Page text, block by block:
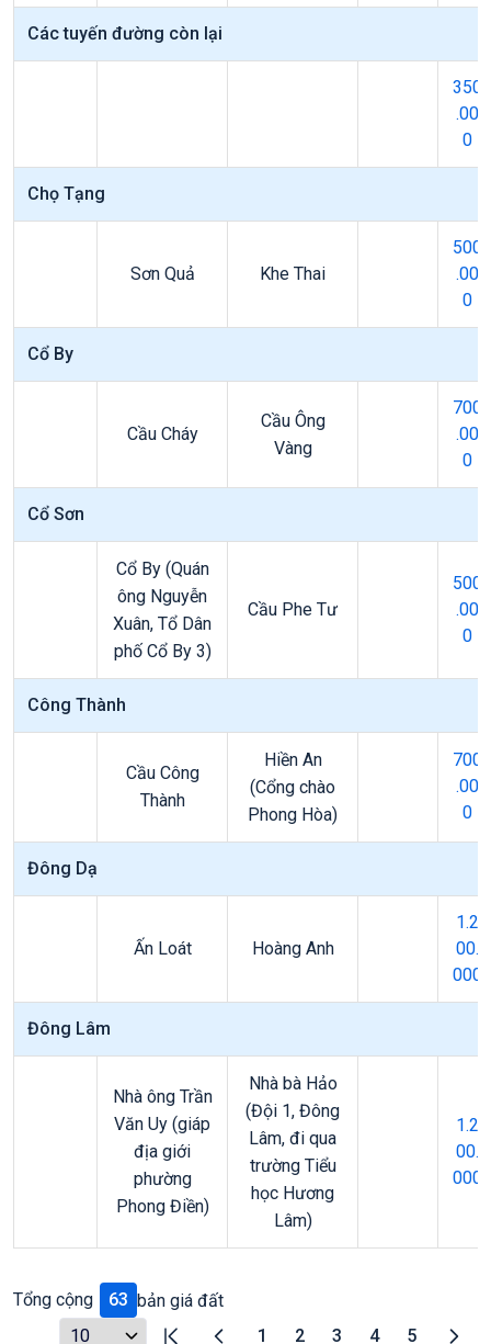
Các tuyến đường còn lại
350
.00
0
Chọ Tạng
Sơn Quả Khe Thai
500
.00
0
Cổ By
Cầu Cháy
Cầu Ông
Vàng
700
.00
0
Cổ Sơn
Cổ By (Quán
ông Nguyễn
Xuân, Tổ Dân
phố Cổ By 3)
Cầu Phe Tư
500
.00
0
Công Thành
Cầu Công
Thành
Hiền An
(Cổng chào
Phong Hòa)
700
.00
0
Đông Dạ
Ấn Loát Hoàng Anh
1.2
00.
000
Đông Lâm
Nhà ông Trần
Văn Uy (giáp
địa giới
phường
Phong Điền)
Nhà bà Hảo
(Đội 1, Đông
Lâm, đi qua
trường Tiểu
học Hương
Lâm)
1.2
00.
000
Tổng cộng 63 bản giá đất
1
2 3 4 5